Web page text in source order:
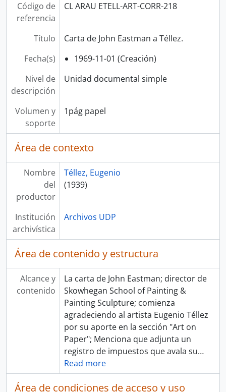
Código de
referencia
CL ARAU ETELL-ART-CORR-218
Título
Carta de John Eastman a Téllez.
Fecha(s)
1969-11-01 (Creación)
Nivel de
descripción
Unidad documental simple
Volumen y
soporte
1pág papel
Área de contexto
Nombre
del
productor
Téllez, Eugenio
(1939)
Institución
archivística
Archivos UDP
Área de contenido y estructura
Alcance y
contenido
La carta de John Eastman; director de
Skowhegan School of Painting &
Painting Sculpture; comienza
agradeciendo al artista Eugenio Téllez
por su aporte en la sección "Art on
Paper"; Menciona que adjunta un
registro de impuestos que avala su…
Read more
Área de condiciones de acceso y uso